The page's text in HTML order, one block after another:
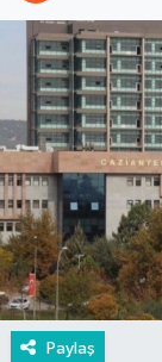
Paylaş